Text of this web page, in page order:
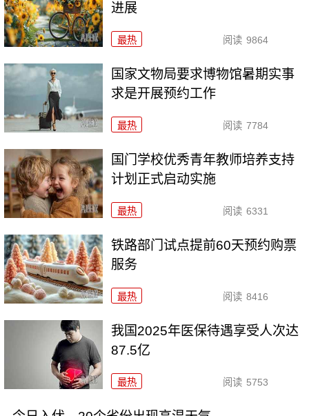
进展
最热 阅读 9864
国家文物局要求博物馆暑期实事
求是开展预约工作
最热 阅读 7784
国门学校优秀青年教师培养支持
计划正式启动实施
最热 阅读 6331
铁路部门试点提前60天预约购票
服务
最热 阅读 8416
我国2025年医保待遇享受人次达
87.5亿
最热 阅读 5753